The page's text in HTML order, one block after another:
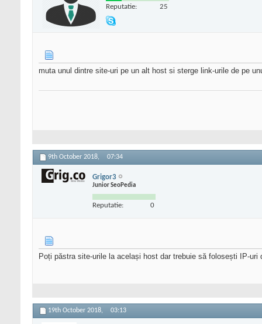
Reputatie: 25
muta unul dintre site-uri pe un alt host si sterge link-urile de pe
9th October 2018, 07:34
Grigor3
Junior SeoPedia
Reputatie: 0
Poți păstra site-urile la același host dar trebuie să folosești IP-
19th October 2018, 03:13